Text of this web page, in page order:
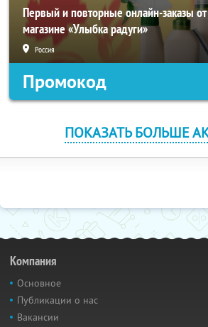
Первый и повторные онлайн-заказы
магазине «Улыбка радуги»
Россия
Промокод
ПОКАЗАТЬ БОЛЬШЕ
Компания
Основное
Публикации о нас
Вакансии